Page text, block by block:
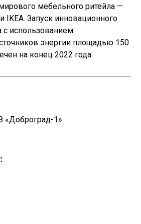
мебельного ритейла —
Запуск инновационного
с использованием
энергии площадью 150
на конец 2022 года.
«Доброград-1»